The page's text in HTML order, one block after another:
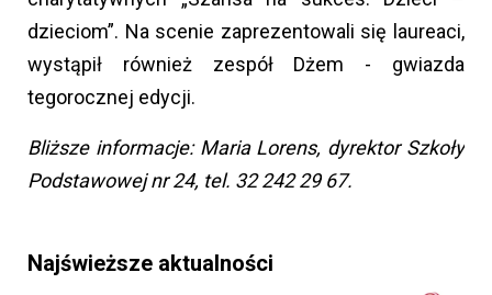
dzieciom”. Na scenie zaprezentowali się laureaci,
wystąpił również zespół Dżem - gwiazda
tegorocznej edycji.
Bliższe informacje: Maria Lorens, dyrektor Szkoły
Podstawowej nr 24, tel. 32 242 29 67.
Najświeższe aktualności